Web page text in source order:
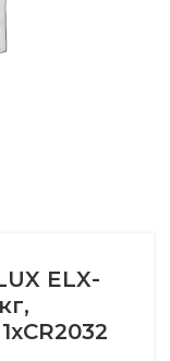
ELX-